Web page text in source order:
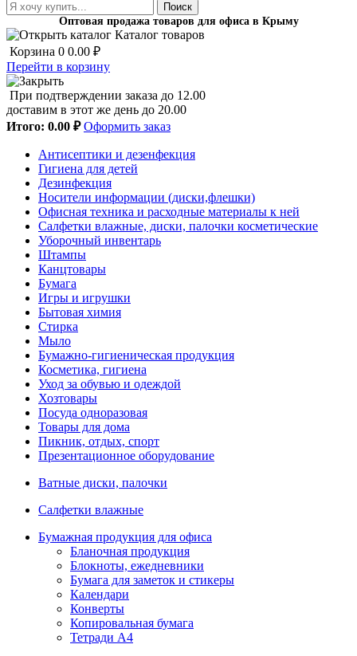
Поиск
Оптовая продажа товаров для офиса в Крыму
Каталог товаров
Корзина 0 0.00 ₽
Перейти в корзину
При подтверждении заказа до 12.00
доставим в этот же день до 20.00
Итого: 0.00 ₽ Оформить заказ
Антисептики и дезенфекция
Гигиена для детей
Дезинфекция
Носители информации (диски,флешки)
Офисная техника и расходные материалы к ней
Салфетки влажные, диски, палочки косметические
Уборочный инвентарь
Штампы
Канцтовары
Бумага
Игры и игрушки
Бытовая химия
Стирка
Мыло
Бумажно-гигиеническая продукция
Косметика, гигиена
Уход за обувью и одеждой
Хозтовары
Посуда одноразовая
Товары для дома
Пикник, отдых, спорт
Презентационное оборудование
Ватные диски, палочки
Салфетки влажные
Бумажная продукция для офиса
Бланочная продукция
Блокноты, ежедневники
Бумага для заметок и стикеры
Календари
Конверты
Копировальная бумага
Тетради А4